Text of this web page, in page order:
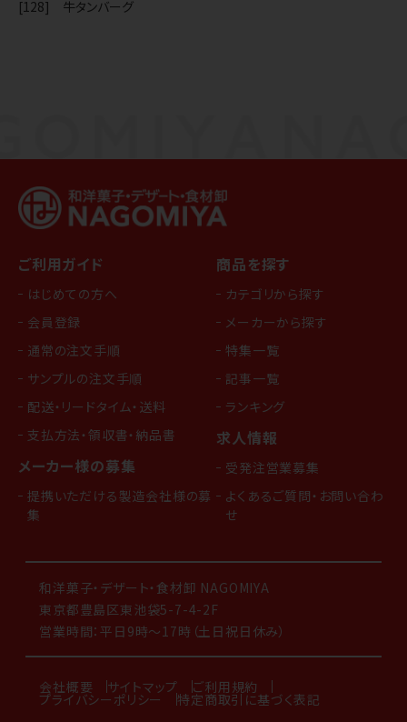
[128] 牛タンバーグ
ご利用ガイド
はじめての方へ
会員登録
通常の注文手順
サンプルの注文手順
配送・リードタイム・送料
支払方法・領収書・納品書
メーカー様の募集
提携いただける製造会社様の募
集
商品を探す
カテゴリから探す
メーカーから探す
特集一覧
記事一覧
ランキング
求人情報
受発注営業募集
よくあるご質問・お問い合わ
せ
和洋菓子・デザート・食材卸 NAGOMIYA
東京都豊島区東池袋5-7-4-2F
営業時間：平日9時～17時（土日祝日休み）
会社概要 サイトマップ ご利用規約
プライバシーポリシー 特定商取引に基づく表記